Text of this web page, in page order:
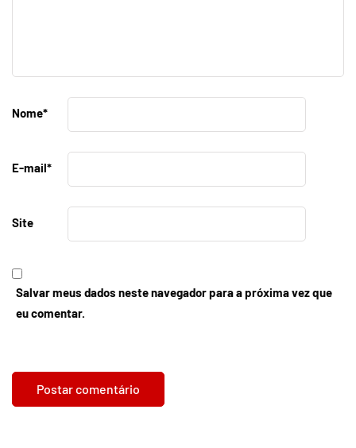
Nome*
E-mail*
Site
Salvar meus dados neste navegador para a próxima vez que
eu comentar.